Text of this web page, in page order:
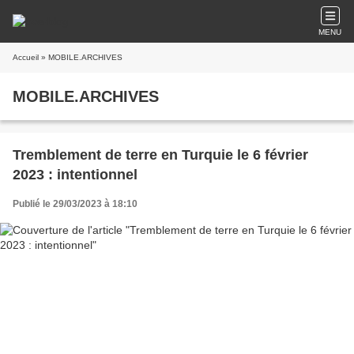
MENU
Accueil » MOBILE.ARCHIVES
MOBILE.ARCHIVES
Tremblement de terre en Turquie le 6 février
2023 : intentionnel
Publié le 29/03/2023 à 18:10